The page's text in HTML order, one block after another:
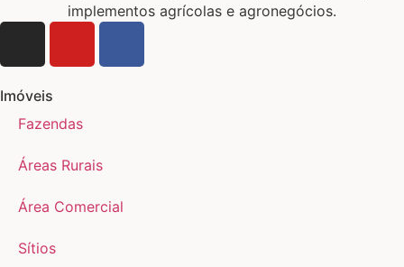
implementos agrícolas e agronegócios.
Imóveis
Fazendas
Áreas Rurais
Área Comercial
Sítios